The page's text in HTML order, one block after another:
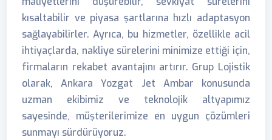
kısaltabilir ve piyasa şartlarına hızlı adaptasyon
sağlayabilirler. Ayrıca, bu hizmetler, özellikle acil
ihtiyaçlarda, nakliye sürelerini minimize ettiği için,
firmaların rekabet avantajını artırır. Grup Lojistik
olarak, Ankara Yozgat Jet Ambar konusunda
uzman ekibimiz ve teknolojik altyapımız
sayesinde, müşterilerimize en uygun çözümleri
sunmayı sürdürüyoruz.